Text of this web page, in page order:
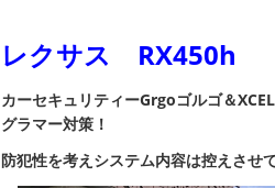
レクサス RX450h
カーセキュリティーGrgoゴルゴ＆
グラマー対策！
防犯性を考えシステム内容は控えさせ